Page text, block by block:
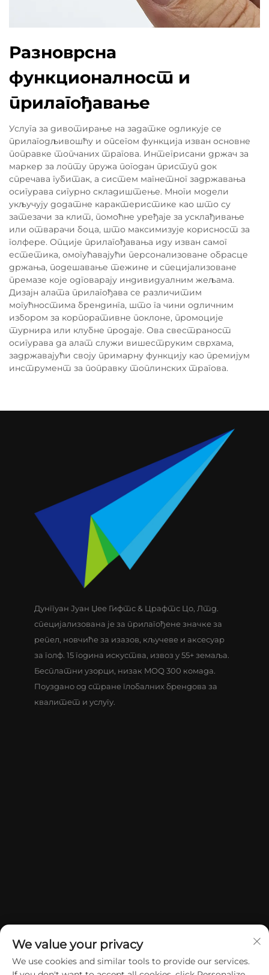
Разноврсна
функционалност и
прилагођавање
Услуга за дивотирање на задатке одликује се
прилагодљивошћу и опсегом функција изван основне
поправке топчаних трагова. Интегрисани држач за
маркер за лопту пружа погодан приступ док
спречава губитак, а систем магнетног задржавања
осигурава сигурно складиштење. Многи модели
укључују додатне карактеристике као што су
затезачи за клит, помоћне уређаје за усклађивање
или отварачи боца, што максимизује корисност за
голфере. Опције прилагођавања иду изван самог
естетика, омогућавајући персонализоване обрасце
држања, подешавање тежине и специјализоване
премазе које одговарају индивидуалним жељама.
Дизајн алата прилагођава се различитим
могућностима брендинга, што га чини одличним
избором за корпоративне поклоне, промоције
турнира или клубне продаје. Ова свестраност
осигурава да алат служи вишеструким сврхама,
задржавајући своју примарну функцију као премијум
инструмент за поправку топлинских трагова.
Дунггуан Јуан Џее Гифтс & Црафтс Цо, Лтд.
специјализована је за прилагођене значке за
репел, новчиће за изазов, кључеве и аксесуар
за голф. 15 година искуства, извоз у 55+ земаља.
Бесплатни узорци, низак MOQ 300 комада.
Поуздано од стране глобалних брендова за
квалитет и услугу.
We value your privacy
We use cookies and similar tools to provide our services.